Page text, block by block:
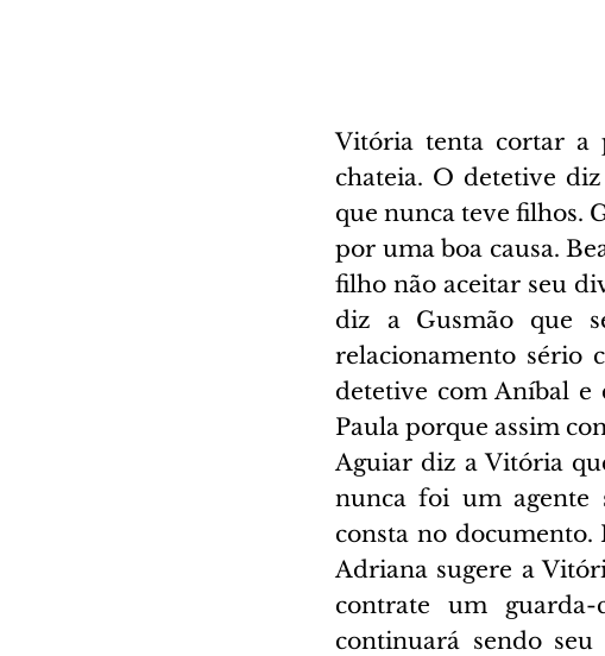
Vitória tenta cortar a
chateia. O detetive
que nunca teve filhos.
por uma boa causa.
filho não aceitar seu
diz a Gusmão que
relacionamento sério
detetive com Aníbal e
Paula porque assim
Aguiar diz a Vitória
nunca foi um agente
consta no documento.
Adriana sugere a
contrate um
continuará sendo